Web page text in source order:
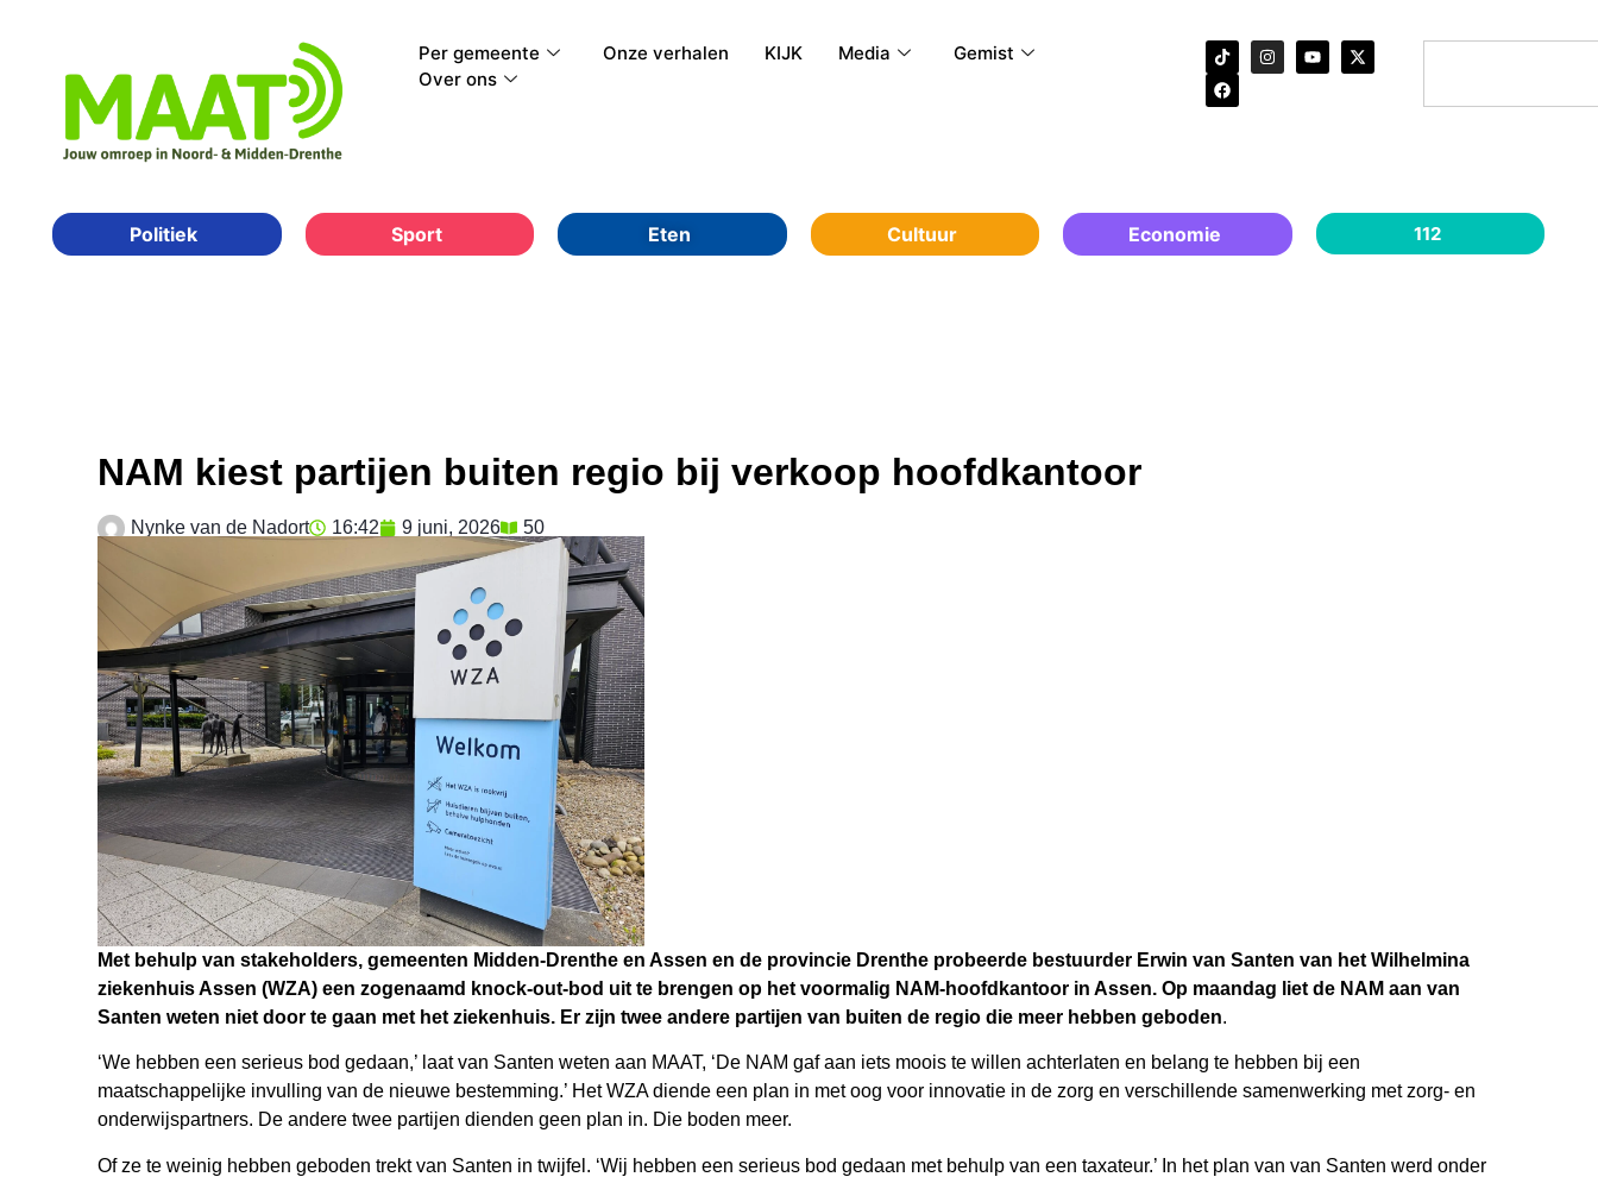
Per gemeente Onze verhalen KIJK Media
Gemist
Over ons
Politiek Sport Eten Cultuur Economie 112
NAM kiest partijen buiten regio bij verkoop hoofdkantoor
Nynke van de Nadort 16:42 9 juni, 2026 50
Met behulp van stakeholders, gemeenten Midden-Drenthe en Assen en de provincie Drenthe probeerde bestuurder Erwin van Santen van het Wilhelmina
ziekenhuis Assen (WZA) een zogenaamd knock-out-bod uit te brengen op het voormalig NAM-hoofdkantoor in Assen. Op maandag liet de NAM aan van
Santen weten niet door te gaan met het ziekenhuis. Er zijn twee andere partijen van buiten de regio die meer hebben geboden.
‘We hebben een serieus bod gedaan,’ laat van Santen weten aan MAAT, ‘De NAM gaf aan iets moois te willen achterlaten en belang te hebben bij een
maatschappelijke invulling van de nieuwe bestemming.’ Het WZA diende een plan in met oog voor innovatie in de zorg en verschillende samenwerking met zorg- en
onderwijspartners. De andere twee partijen dienden geen plan in. Die boden meer.
Of ze te weinig hebben geboden trekt van Santen in twijfel. ‘Wij hebben een serieus bod gedaan met behulp van een taxateur.’ In het plan van van Santen werd onder